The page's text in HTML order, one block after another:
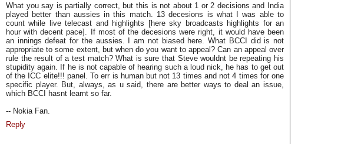
What you say is partially correct, but this is not about 1 or 2 decisions and India
played better than aussies in this match. 13 decesions is what I was able to
count while live telecast and highlights [here sky broadcasts highlights for an
hour with decent pace]. If most of the decesions were right, it would have been
an innings defeat for the aussies. I am not biased here. What BCCI did is not
appropriate to some extent, but when do you want to appeal? Can an appeal over
rule the result of a test match? What is sure that Steve wouldnt be repeating his
stupidity again. If he is not capable of hearing such a loud nick, he has to get out
of the ICC elite!!! panel. To err is human but not 13 times and not 4 times for one
specific player. But, always, as u said, there are better ways to deal an issue,
which BCCI hasnt learnt so far.
-- Nokia Fan.
Reply